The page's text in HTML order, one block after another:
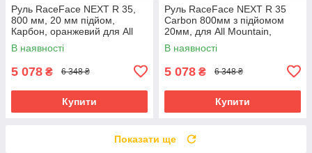
Руль RaceFace NEXT R 35,
800 мм, 20 мм підйом,
Карбон, оранжевий для All
Mountain
В наявності
5 078 ₴ 6 348 ₴
Купити
Руль RaceFace NEXT R 35
Carbon 800мм з підйомом
20мм, для All Mountain,
червоний
В наявності
5 078 ₴ 6 348 ₴
Купити
Показати ще